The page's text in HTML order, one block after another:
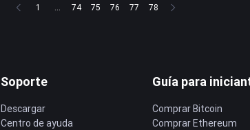
1 ... 74 75 76 77 78
Soporte
Descargar
Centro de ayuda
Guía para
Comprar Bitcoin
Comprar Ethereum